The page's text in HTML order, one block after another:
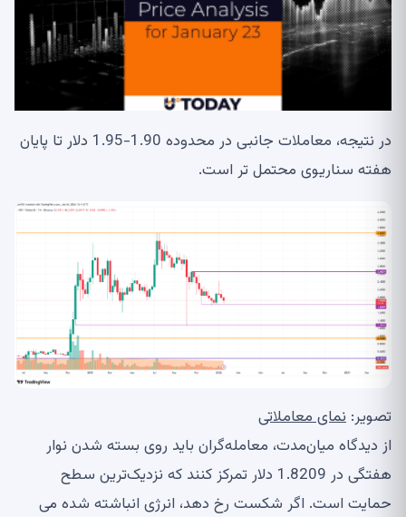
در نتیجه، معاملات جانبی در محدوده 1.90-1.95 دلار تا پایان
هفته سناریوی محتمل تر است.
تصویر: نمای معاملاتی
از دیدگاه میان‌مدت، معامله‌گران باید روی بسته شدن نوار
هفتگی در 1.8209 دلار تمرکز کنند که نزدیک‌ترین سطح
حمایت است. اگر شکست رخ دهد، انرژی انباشته شده می